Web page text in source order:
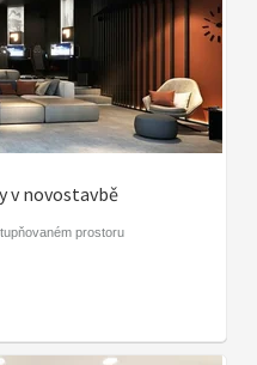
v novostavbě
prostoru